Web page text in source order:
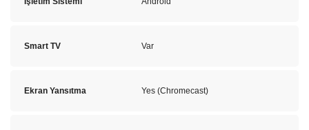
Smart TV Var
Ekran Yansıtma Yes (Chromecast)